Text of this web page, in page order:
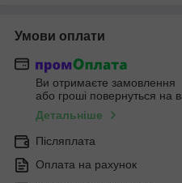
Умови оплати
Ви отримаєте замовлення
або гроші повернуться на
Детальніше
Післяплата
Оплата на рахунок